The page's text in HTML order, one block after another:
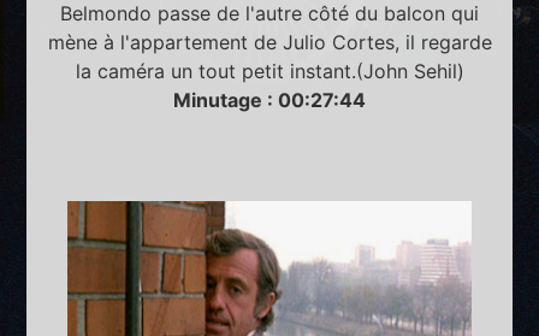
Belmondo passe de l'autre côté du balcon qui
mène à l'appartement de Julio Cortes, il regarde
la caméra un tout petit instant.(John Sehil)
Minutage : 00:27:44